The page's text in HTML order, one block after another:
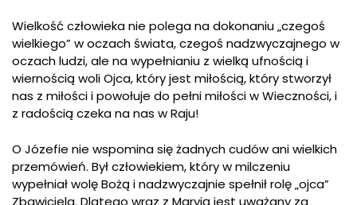
Wielkość człowieka nie polega na dokonaniu „czegoś
wielkiego” w oczach świata, czegoś nadzwyczajnego w
oczach ludzi, ale na wypełnianiu z wielką ufnością i
wiernością woli Ojca, który jest miłością, który stworzył
nas z miłości i powołuje do pełni miłości w Wieczności, i
z radością czeka na nas w Raju!
O Józefie nie wspomina się żadnych cudów ani wielkich
przemówień. Był człowiekiem, który w milczeniu
wypełniał wolę Bożą i nadzwyczajnie spełnił rolę „ojca”
Zbawiciela. Dlatego wraz z Maryją jest uważany za